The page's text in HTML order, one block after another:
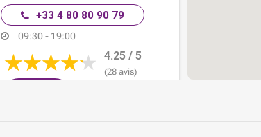
+33 4 80 80 90 79
09:30 - 19:00
4.25 / 5
(28 avis)